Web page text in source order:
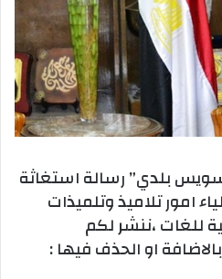
بلدي” رسالة استغاثة
امور تلاميذ وتلميذات
للغات ،ننشر لكم
او الحذف فيها :